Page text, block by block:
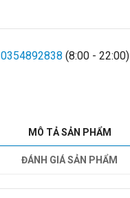
0354892838 (8:00 - 22:00)
MÔ TẢ SẢN PHẨM
ĐÁNH GIÁ SẢN PHẨM